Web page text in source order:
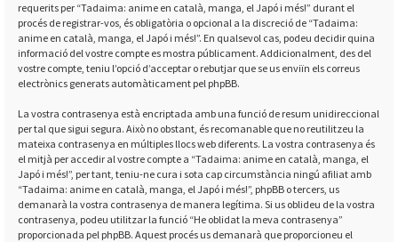
requerits per “Tadaima: anime en català, manga, el Japó i més!” durant el
procés de registrar-vos, és obligatòria o opcional a la discreció de “Tadaima:
anime en català, manga, el Japó i més!”. En qualsevol cas, podeu decidir quina
informació del vostre compte es mostra públicament. Addicionalment, des del
vostre compte, teniu l’opció d’acceptar o rebutjar que se us enviïn els correus
electrònics generats automàticament pel phpBB.
La vostra contrasenya està encriptada amb una funció de resum unidireccional
per tal que sigui segura. Això no obstant, és recomanable que no reutilitzeu la
mateixa contrasenya en múltiples llocs web diferents. La vostra contrasenya és
el mitjà per accedir al vostre compte a “Tadaima: anime en català, manga, el
Japó i més!”, per tant, teniu-ne cura i sota cap circumstància ningú afiliat amb
“Tadaima: anime en català, manga, el Japó i més!”, phpBB o tercers, us
demanarà la vostra contrasenya de manera legítima. Si us oblideu de la vostra
contrasenya, podeu utilitzar la funció “He oblidat la meva contrasenya”
proporcionada pel phpBB. Aquest procés us demanarà que proporcioneu el